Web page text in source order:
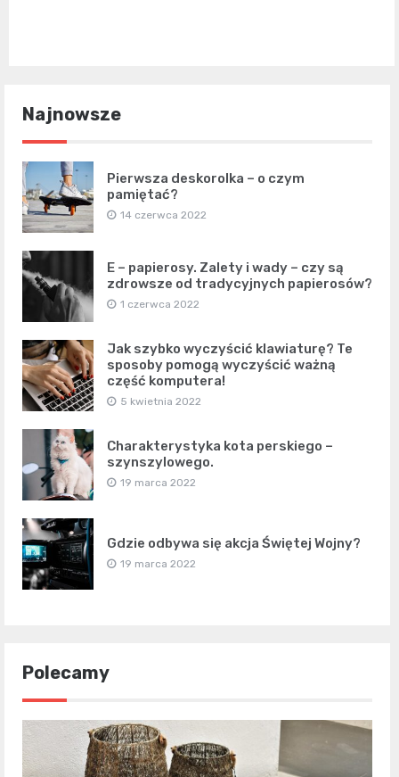
Najnowsze
Pierwsza deskorolka – o czym
pamiętać?
14 czerwca 2022
E – papierosy. Zalety i wady – czy są
zdrowsze od tradycyjnych papierosów?
1 czerwca 2022
Jak szybko wyczyścić klawiaturę? Te
sposoby pomogą wyczyścić ważną
część komputera!
5 kwietnia 2022
Charakterystyka kota perskiego –
szynszylowego.
19 marca 2022
Gdzie odbywa się akcja Świętej Wojny?
19 marca 2022
Polecamy